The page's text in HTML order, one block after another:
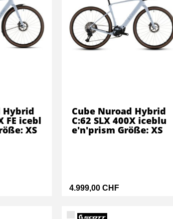
Hybrid
FE icebl
XS
4.999,00 CHF
Cube Nuroad Hybrid
C:62 SLX 400X iceblu
e'n'prism Größe: XS